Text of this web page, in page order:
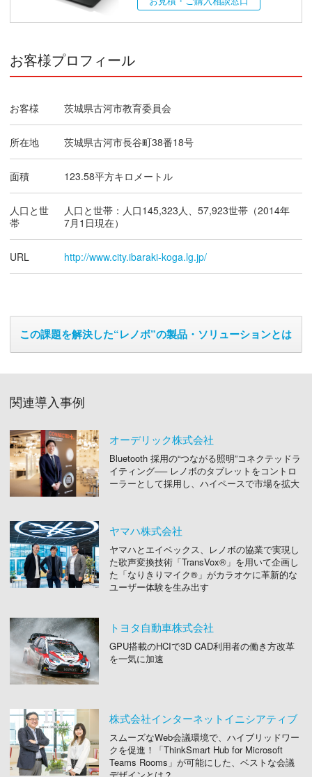
お客様プロフィール
お客様 茨城県古河市教育委員会
所在地 茨城県古河市長谷町38番18号
面積 123.58平方キロメートル
人口と世
帯
人口と世帯：人口145,323人、57,923世帯（2014年
7月1日現在）
URL http://www.city.ibaraki-koga.lg.jp/
この課題を解決した“レノボ”の製品・ソリューションとは
関連導入事例
オーデリック株式会社
Bluetooth 採用の“つながる照明”コネクテッドラ
イティング── レノボのタブレットをコントロ
ーラーとして採用し、ハイペースで市場を拡大
ヤマハ株式会社
ヤマハとエイベックス、レノボの協業で実現し
た歌声変換技術「TransVox®」を用いて企画し
た「なりきりマイク®」がカラオケに革新的な
ユーザー体験を生み出す
トヨタ自動車株式会社
GPU搭載のHCIで3D CAD利用者の働き方改革
を一気に加速
株式会社インターネットイニシアティブ
スムーズなWeb会議環境で、ハイブリッドワー
クを促進！「ThinkSmart Hub for Microsoft
Teams Rooms」が可能にした、ベストな会議